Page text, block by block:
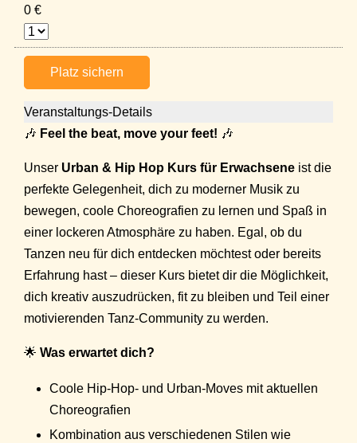
0 €
Platz sichern
Veranstaltungs-Details
🎶 Feel the beat, move your feet! 🎶
Unser Urban & Hip Hop Kurs für Erwachsene ist die
perfekte Gelegenheit, dich zu moderner Musik zu
bewegen, coole Choreografien zu lernen und Spaß in
einer lockeren Atmosphäre zu haben. Egal, ob du
Tanzen neu für dich entdecken möchtest oder bereits
Erfahrung hast – dieser Kurs bietet dir die Möglichkeit,
dich kreativ auszudrücken, fit zu bleiben und Teil einer
motivierenden Tanz-Community zu werden.
🌟 Was erwartet dich?
Coole Hip-Hop- und Urban-Moves mit aktuellen
Choreografien
Kombination aus verschiedenen Stilen wie